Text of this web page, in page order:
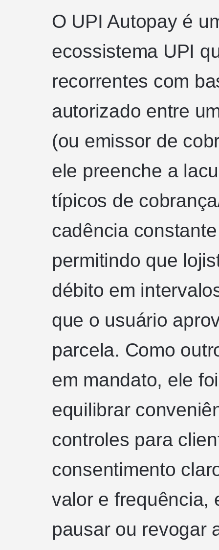
O UPI Autopay é
ecossistema UPI
recorrentes com
autorizado entre
(ou emissor de
ele preenche a
típicos de
cadência
permitindo que
débito em
que o usuário
parcela. Como
em mandato, ele
equilibrar
controles para
consentimento
valor e frequência,
pausar ou revogar